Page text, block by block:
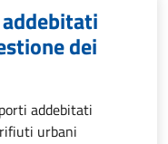
dei
addebitati
urbani